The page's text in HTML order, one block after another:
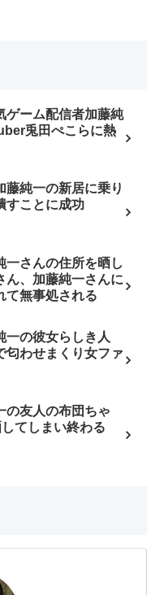
ゲーム配信者加藤純
兎田ぺこらに熱
藤純一の新居に乗り
すことに成功
一さんの住所を晒し
ん、加藤純一さんに
て無事処される
一の彼女らしき人
匂わせまくり女ファ
の友人の布団ちゃ
てしまい終わる